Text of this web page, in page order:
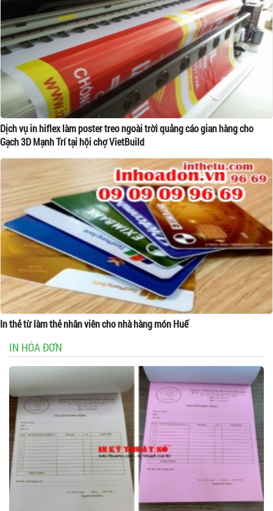
Dịch vụ in hiflex làm poster treo ngoài trời quảng cáo gian hàng cho
Gạch 3D Mạnh Trí tại hội chợ VietBuild
In thẻ từ làm thẻ nhân viên cho nhà hàng món Huế
IN HÓA ĐƠN